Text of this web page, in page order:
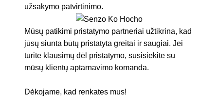
užsakymo patvirtinimo.
Mūsų patikimi pristatymo partneriai užtikrina, kad
jūsų siunta būtų pristatyta greitai ir saugiai. Jei
turite klausimų dėl pristatymo, susisiekite su
mūsų klientų aptarnavimo komanda.
Dėkojame, kad renkates mus!